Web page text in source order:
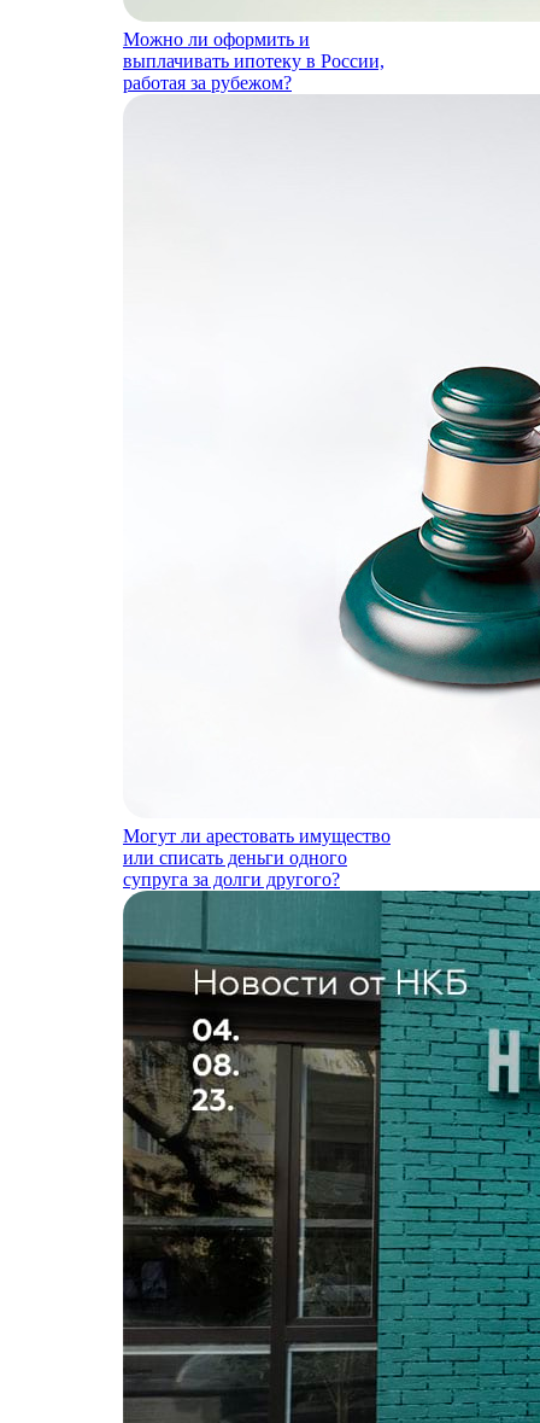
Можно ли оформить и
выплачивать ипотеку в России,
работая за рубежом?
Могут ли арестовать имущество
или списать деньги одного
супруга за долги другого?